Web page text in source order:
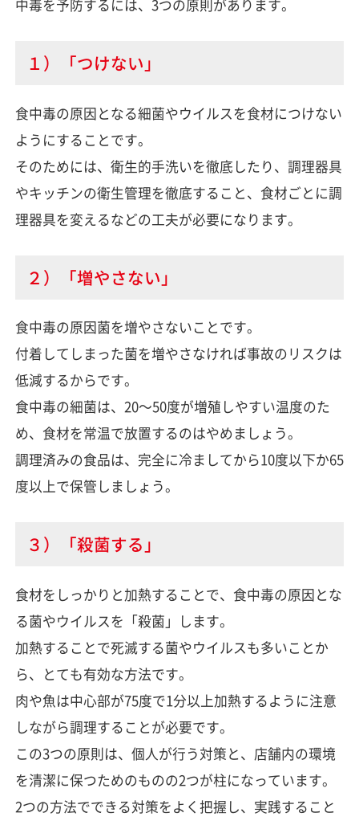
中毒を予防するには、3つの原則があります。
１）「つけない」
食中毒の原因となる細菌やウイルスを食材につけない
ようにすることです。
そのためには、衛生的手洗いを徹底したり、調理器具
やキッチンの衛生管理を徹底すること、食材ごとに調
理器具を変えるなどの工夫が必要になります。
２）「増やさない」
食中毒の原因菌を増やさないことです。
付着してしまった菌を増やさなければ事故のリスクは
低減するからです。
食中毒の細菌は、20～50度が増殖しやすい温度のた
め、食材を常温で放置するのはやめましょう。
調理済みの食品は、完全に冷ましてから10度以下か65
度以上で保管しましょう。
３）「殺菌する」
食材をしっかりと加熱することで、食中毒の原因とな
る菌やウイルスを「殺菌」します。
加熱することで死滅する菌やウイルスも多いことか
ら、とても有効な方法です。
肉や魚は中心部が75度で1分以上加熱するように注意
しながら調理することが必要です。
この3つの原則は、個人が行う対策と、店舗内の環境
を清潔に保つためのものの2つが柱になっています。
2つの方法でできる対策をよく把握し、実践すること